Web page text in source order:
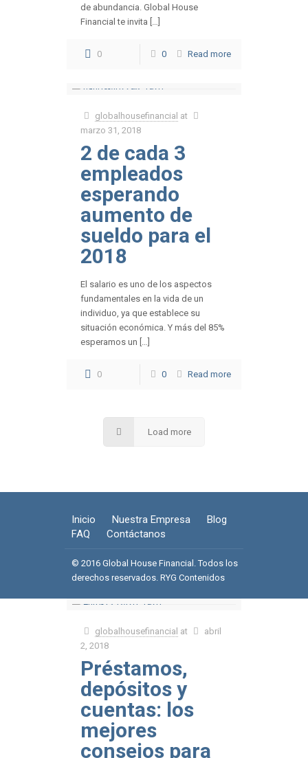
de abundancia. Global House
Financial te invita […]
0 0 Read more
globalhousefinancial at
marzo 31, 2018
2 de cada 3
empleados
esperando
aumento de
sueldo para el
2018
El salario es uno de los aspectos
fundamentales en la vida de un
individuo, ya que establece su
situación económica. Y más del 85%
esperamos un […]
0 0 Read more
Load more
Inicio Nuestra Empresa
Blog
FAQ
Contáctanos
© 2016 Global House Financial. Todos los
derechos reservados. RYG Contenidos
globalhousefinancial at
abril
2, 2018
Préstamos,
depósitos y
cuentas: los
mejores
consejos para